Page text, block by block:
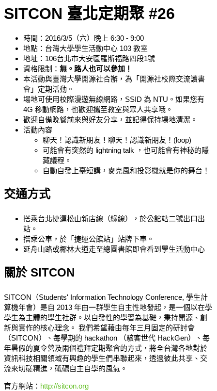
SITCON 臺北定期聚 #26
時間：2016/3/5（六）晚上 6:30 - 9:00
地點：台灣大學學生活動中心 103 教室
地址：106台北市大安區羅斯福路四段1號
資格限制： 無。路人也可以參加！
本活動與臺灣大學開源社合辦，為「開源社校際交流讀書
會」定期活動。
場地可使用校際漫遊無線網路，SSID 為 NTU。如果您有
4G 移動網路，也歡迎攜至教室與眾人共享哦。
歡迎自備晚餐前來與好友分享，並記得保持場地清潔。
活動內容
​聊天！認識新朋友！聊天！認識新朋友！(loop)
可能會有突然的 lightning talk ，也可能會有神秘的隱
藏議程。
自動自發上臺短講，麥克風和投影機就是你的舞台！
交通方式
搭乘台北捷運松山新店線（綠線），於公館站二號出口出
站。
搭乘公車，於「捷運公館站」站牌下車。
延舟山路或椰林大道走至總圖書館即會看到學生活動中心
關於 SITCON
SITCON（Students' Information Technology Conference, 學生計
算機年會）是自 2013 年由一群學生自主性地發起，是一個以在學
學生為主體的學生社群。以自發性的學習為基礎，秉持開源、創
新與實作的核心理念。 我們希望藉由每年三月固定的研討會
（SITCON）、每學期的 hackathon （駭客世代 HackGen）、每
年暑假的夏令營及兩個禮拜定期聚會的方式，將全台灣各地對於
資訊科技相關領域有興趣的學生們串聯起來，透過彼此共享、交
流來切磋精進，砥礪自主自學的風氣。
官方網站： http://sitcon.org